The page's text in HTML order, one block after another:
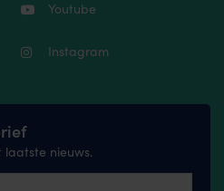
Youtube
Instagram
nieuws.